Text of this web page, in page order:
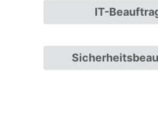
IT-